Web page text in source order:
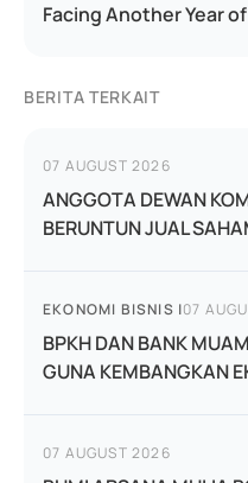
Facing Another Year
BERITA TERKAIT
07 AUGUST 2026
ANGGOTA DEWAN
BERUNTUN JUAL
EKONOMI BISNIS |07
BPKH DAN BANK
GUNA KEMBANGKAN
07 AUGUST 2026